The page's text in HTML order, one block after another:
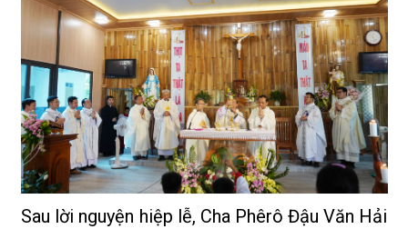
Sau lời nguyện hiệp lễ, Cha Phêrô Đậu Văn Hải